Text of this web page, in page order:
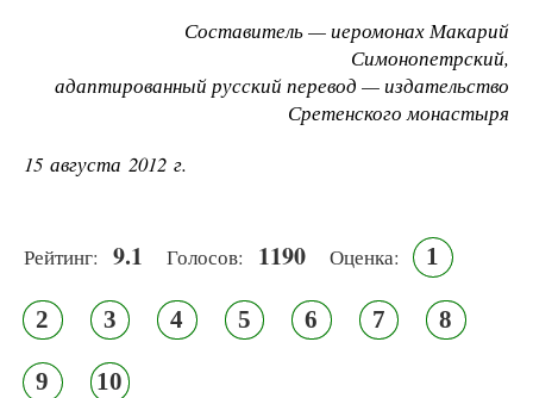
Составитель — иеромонах Макарий
Симонопетрский,
адаптированный русский перевод — издательство
Сретенского монастыря
15 августа 2012 г.
Рейтинг: 9.1 Голосов: 1190 Оценка: 1
2 3 4 5 6 7 8
9 10